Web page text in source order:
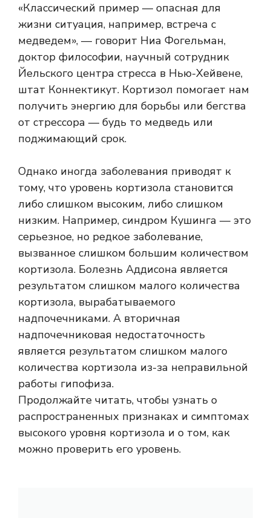
«Классический пример — опасная для
жизни ситуация, например, встреча с
медведем», — говорит Ниа Фогельман,
доктор философии, научный сотрудник
Йельского центра стресса в Нью-Хейвене,
штат Коннектикут. Кортизол помогает нам
получить энергию для борьбы или бегства
от стрессора — будь то медведь или
поджимающий срок.
Однако иногда заболевания приводят к
тому, что уровень кортизола становится
либо слишком высоким, либо слишком
низким. Например, синдром Кушинга — это
серьезное, но редкое заболевание,
вызванное слишком большим количеством
кортизола. Болезнь Аддисона является
результатом слишком малого количества
кортизола, вырабатываемого
надпочечниками. А вторичная
надпочечниковая недостаточность
является результатом слишком малого
количества кортизола из-за неправильной
работы гипофиза.
Продолжайте читать, чтобы узнать о
распространенных признаках и симптомах
высокого уровня кортизола и о том, как
можно проверить его уровень.